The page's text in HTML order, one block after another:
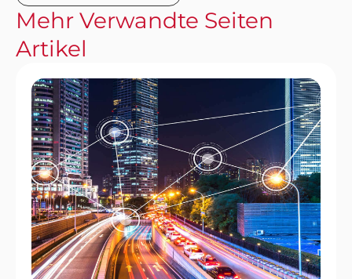
Mehr Verwandte Seiten
Artikel